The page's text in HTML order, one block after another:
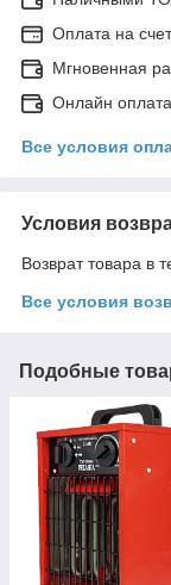
Оплата на
Мгновенная
Онлайн оплата
Все условия
Условия
Возврат товара в
Все условия
Подобные